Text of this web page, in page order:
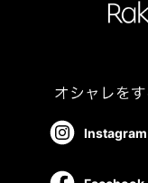
Instagram